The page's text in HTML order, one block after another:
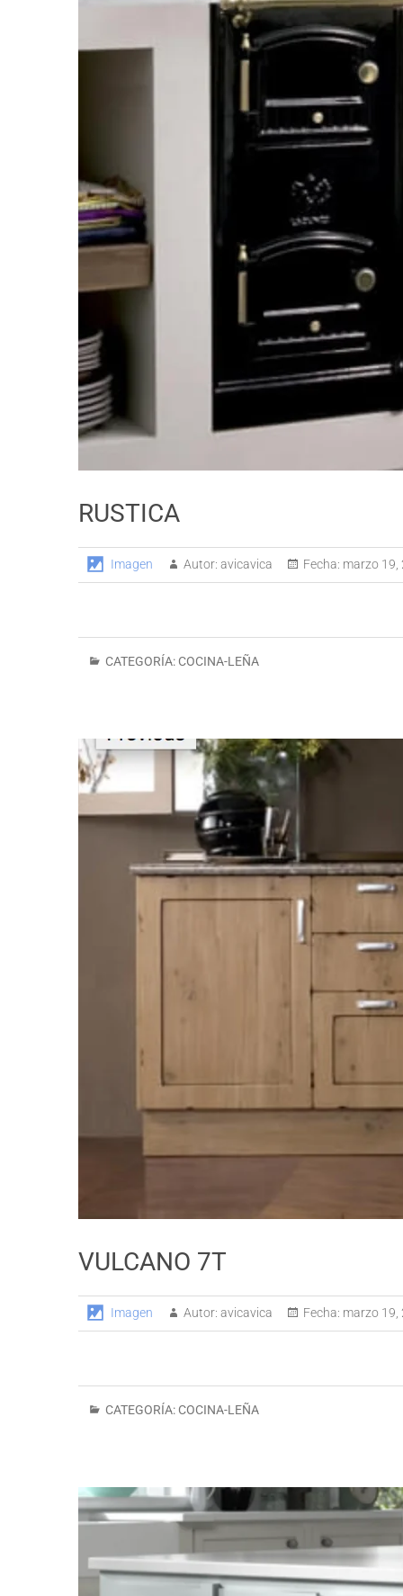
RUSTICA
Imagen Autor: avicavica Fecha: marzo 19,
CATEGORÍA: COCINA-LEÑA
VULCANO 7T
Imagen Autor: avicavica Fecha: marzo 19,
CATEGORÍA: COCINA-LEÑA